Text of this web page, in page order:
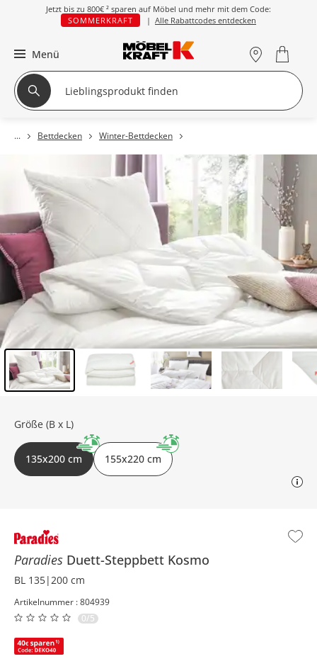
Jetzt bis zu 800€ ² sparen auf Möbel und mehr mit dem Code:
SOMMERKRAFT
| Alle Rabattcodes entdecken
Menü
Bettdecken Winter-Bettdecken
Paradies Duett-Steppbett Kosmo
BL 135|200 cm
Artikelnummer : 804939
0/5
Größe (B x L)
135x200 cm 155x220 cm